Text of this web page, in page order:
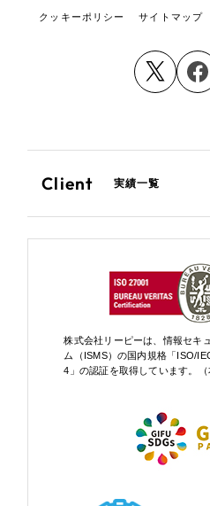
クッキーポリシー サイトマップ
Client 実績一覧
株式会社リーピーは、情報セキ
ム（ISMS）の国内規格「ISO/
4」の認証を取得しています。（